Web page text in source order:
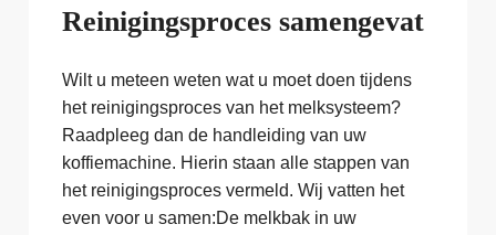
Reinigingsproces samengevat
Wilt u meteen weten wat u moet doen tijdens
het reinigingsproces van het melksysteem?
Raadpleeg dan de handleiding van uw
koffiemachine. Hierin staan alle stappen van
het reinigingsproces vermeld. Wij vatten het
even voor u samen:De melkbak in uw